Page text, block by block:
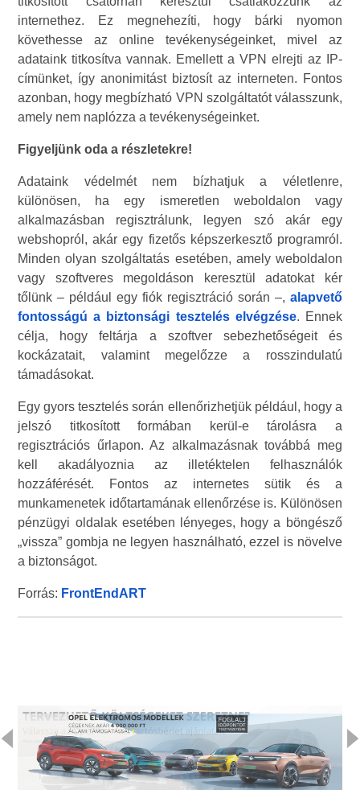
internethez. Ez megnehezíti, hogy bárki nyomon
követhesse az online tevékenységeinket, mivel az
adataink titkosítva vannak. Emellett a VPN elrejti az IP-
címünket, így anonimitást biztosít az interneten. Fontos
azonban, hogy megbízható VPN szolgáltatót válasszunk,
amely nem naplózza a tevékenységeinket.
Figyeljünk oda a részletekre!
Adataink védelmét nem bízhatjuk a véletlenre,
különösen, ha egy ismeretlen weboldalon vagy
alkalmazásban regisztrálunk, legyen szó akár egy
webshopról, akár egy fizetős képszerkesztő programról.
Minden olyan szolgáltatás esetében, amely weboldalon
vagy szoftveres megoldáson keresztül adatokat kér
tőlünk – például egy fiók regisztráció során –, alapvető
fontosságú a biztonsági tesztelés elvégzése. Ennek
célja, hogy feltárja a szoftver sebezhetőségeit és
kockázatait, valamint megelőzze a rosszindulatú
támadásokat.
Egy gyors tesztelés során ellenőrizhetjük például, hogy a
jelszó titkosított formában kerül-e tárolásra a
regisztrációs űrlapon. Az alkalmazásnak továbbá meg
kell akadályoznia az illetéktelen felhasználók
hozzáférését. Fontos az internetes sütik és a
munkamenetek időtartamának ellenőrzése is. Különösen
pénzügyi oldalak esetében lényeges, hogy a böngésző
„vissza” gombja ne legyen használható, ezzel is növelve
a biztonságot.
Forrás: FrontEndART